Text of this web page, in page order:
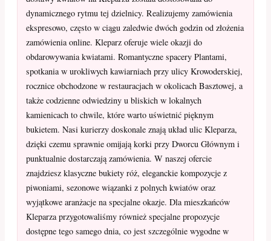
dynamicznego rytmu tej dzielnicy. Realizujemy zamówienia
ekspresowo, często w ciągu zaledwie dwóch godzin od złożenia
zamówienia online. Kleparz oferuje wiele okazji do
obdarowywania kwiatami. Romantyczne spacery Plantami,
spotkania w urokliwych kawiarniach przy ulicy Krowoderskiej,
rocznice obchodzone w restauracjach w okolicach Basztowej, a
także codzienne odwiedziny u bliskich w lokalnych
kamienicach to chwile, które warto uświetnić pięknym
bukietem. Nasi kurierzy doskonale znają układ ulic Kleparza,
dzięki czemu sprawnie omijają korki przy Dworcu Głównym i
punktualnie dostarczają zamówienia. W naszej ofercie
znajdziesz klasyczne bukiety róż, eleganckie kompozycje z
piwoniami, sezonowe wiązanki z polnych kwiatów oraz
wyjątkowe aranżacje na specjalne okazje. Dla mieszkańców
Kleparza przygotowaliśmy również specjalne propozycje
dostępne tego samego dnia, co jest szczególnie wygodne w